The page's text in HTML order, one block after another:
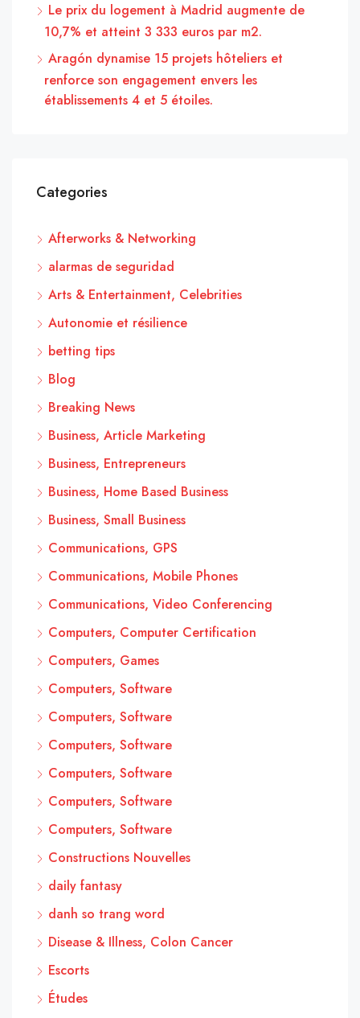
Le prix du logement à Madrid augmente de
10,7% et atteint 3 333 euros par m2.
Aragón dynamise 15 projets hôteliers et
renforce son engagement envers les
établissements 4 et 5 étoiles.
Categories
Afterworks & Networking
alarmas de seguridad
Arts & Entertainment, Celebrities
Autonomie et résilience
betting tips
Blog
Breaking News
Business, Article Marketing
Business, Entrepreneurs
Business, Home Based Business
Business, Small Business
Communications, GPS
Communications, Mobile Phones
Communications, Video Conferencing
Computers, Computer Certification
Computers, Games
Computers, Software
Computers, Software
Computers, Software
Computers, Software
Computers, Software
Computers, Software
Constructions Nouvelles
daily fantasy
danh so trang word
Disease & Illness, Colon Cancer
Escorts
Études